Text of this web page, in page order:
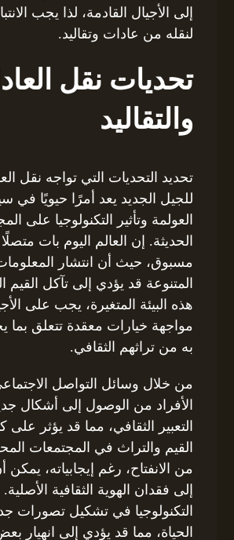
إلى الأجيال القادمة، لذا يجب
لنقله من عادات وتقاليد.
تحديات نقل
والتقاليد
تحديد التحديات التي تواجه نقل
للجيل الجديد يعد أمرًا حيويًا في
العولمة وتأثير التكنولوجيا على
الحديثة. إن العالم اليوم بات
مسبوق، حيث أن انتشار
المتنوعة قد يؤدي إلى تآكل القيم
هذه البيئة المتغيرة، يجب على
مواجهة خيارات معقدة تتعلق بما
به من تراثهم الثقافي.
من خلال وسائل التواصل
الأفراد من الوصول إلى أشكال
التعبير الثقافي، مما قد يؤثر على
القيم والتراث في المجتمعات
من الانفتاح، رغم إيجابياته، يمكن
إلى فقدان الهوية الثقافية
التكنولوجيا في تشكيل تصورات
الحياة، مما قد يؤدي إلى انهيار